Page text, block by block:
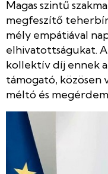
Magas szintű
megfeszítő
mély empátiával
elhivatottságukat.
kollektív díj ennek
támogató, közösen
méltó és